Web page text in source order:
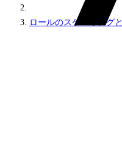
ロールのスケーリング